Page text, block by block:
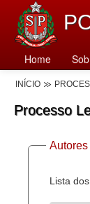
Home
INÍCIO
Processo
Autores
Lista